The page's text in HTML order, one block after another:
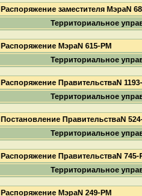
Распоряжение заместителя МэраN
Территориальное
Распоряжение МэраN 615-РМ
Территориальное
Распоряжение ПравительстваN
Территориальное
Постановление ПравительстваN
Территориальное
Распоряжение ПравительстваN 745-
Территориальное
Распоряжение МэраN 249-РМ